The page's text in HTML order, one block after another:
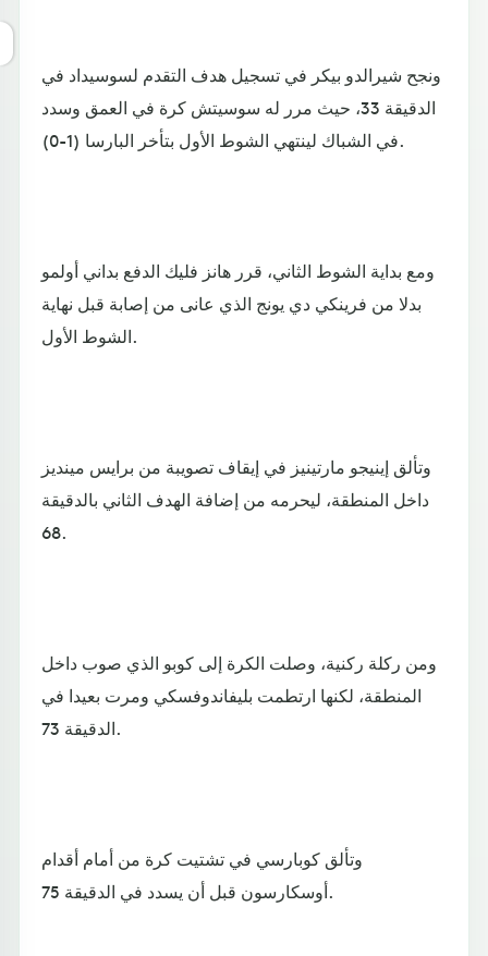
ونجح شيرالدو بيكر في تسجيل هدف التقدم لسوسيداد في
الدقيقة 33، حيث مرر له سوسيتش كرة في العمق وسدد
في الشباك لينتهي الشوط الأول بتأخر البارسا (1-0).
ومع بداية الشوط الثاني، قرر هانز فليك الدفع بداني أولمو
بدلا من فرينكي دي يونج الذي عانى من إصابة قبل نهاية
الشوط الأول.
وتألق إينيجو مارتينيز في إيقاف تصويبة من برايس مينديز
داخل المنطقة، ليحرمه من إضافة الهدف الثاني بالدقيقة
68.
ومن ركلة ركنية، وصلت الكرة إلى كوبو الذي صوب داخل
المنطقة، لكنها ارتطمت بليفاندوفسكي ومرت بعيدا في
الدقيقة 73.
وتألق كوبارسي في تشتيت كرة من أمام أقدام
أوسكارسون قبل أن يسدد في الدقيقة 75.